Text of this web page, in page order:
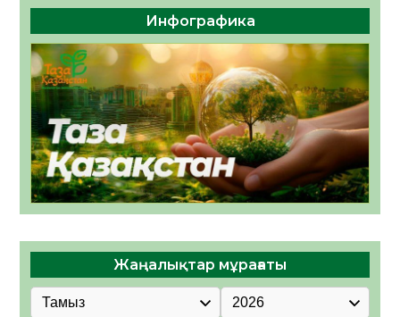
Инфографика
Жаңалықтар мұрағаты